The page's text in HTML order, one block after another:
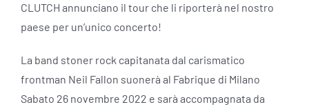
CLUTCH annunciano il tour che li riporterà nel nostro
paese per un’unico concerto!
La band stoner rock capitanata dal carismatico
frontman Neil Fallon suonerà al Fabrique di Milano
Sabato 26 novembre 2022 e sarà accompagnata da